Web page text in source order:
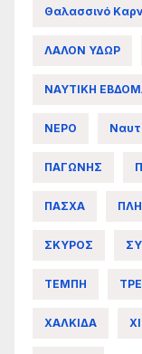
Θαλασσινό
ΛΑΛΟΝ ΥΔΩΡ
ΝΑΥΤΙΚΗ
ΝΕΡΟ
ΠΑΓΩΝΗΣ
ΠΑΣΧΑ
ΣΚΥΡΟΣ
ΤΕΜΠΗ
ΧΑΛΚΙΔΑ